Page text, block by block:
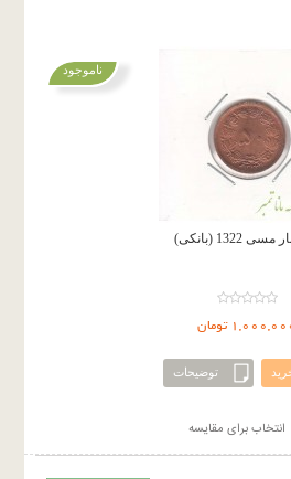
تومان
توضیحات
ناموجود
انتخاب برای مقایسه